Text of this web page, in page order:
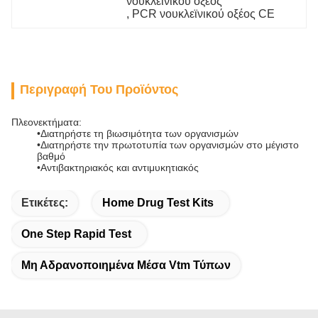
, PCR νουκλεϊνικού οξέος CE
Περιγραφή Του Προϊόντος
Πλεονεκτήματα:
•Διατηρήστε τη βιωσιμότητα των οργανισμών
•Διατηρήστε την πρωτοτυπία των οργανισμών στο μέγιστο
βαθμό
•Αντιβακτηριακός και αντιμυκητιακός
Ετικέτες: Home Drug Test Kits
One Step Rapid Test
Μη Αδρανοποιημένα Μέσα Vtm Τύπων